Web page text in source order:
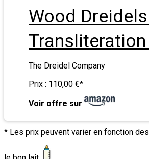
Wood
The Dreidel Company
Prix : 110,00 €*
Voir offre sur
* Les prix peuvent varier en fonction